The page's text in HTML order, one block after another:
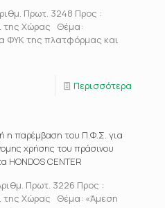
Πρωτ. 3248 Προς :
της Χώρας Θέμα:
ΦΥΚ της πλατφόρμας και
Περισσότερα
η παρέμβαση του Π.Φ.Σ. για
χρήσης του πράσινου
CENTER
Πρωτ. 3226 Προς :
της Χώρας Θέμα: «Άμεση